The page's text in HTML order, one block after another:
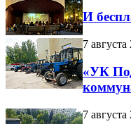
И
7 августа
«УК
7 августа